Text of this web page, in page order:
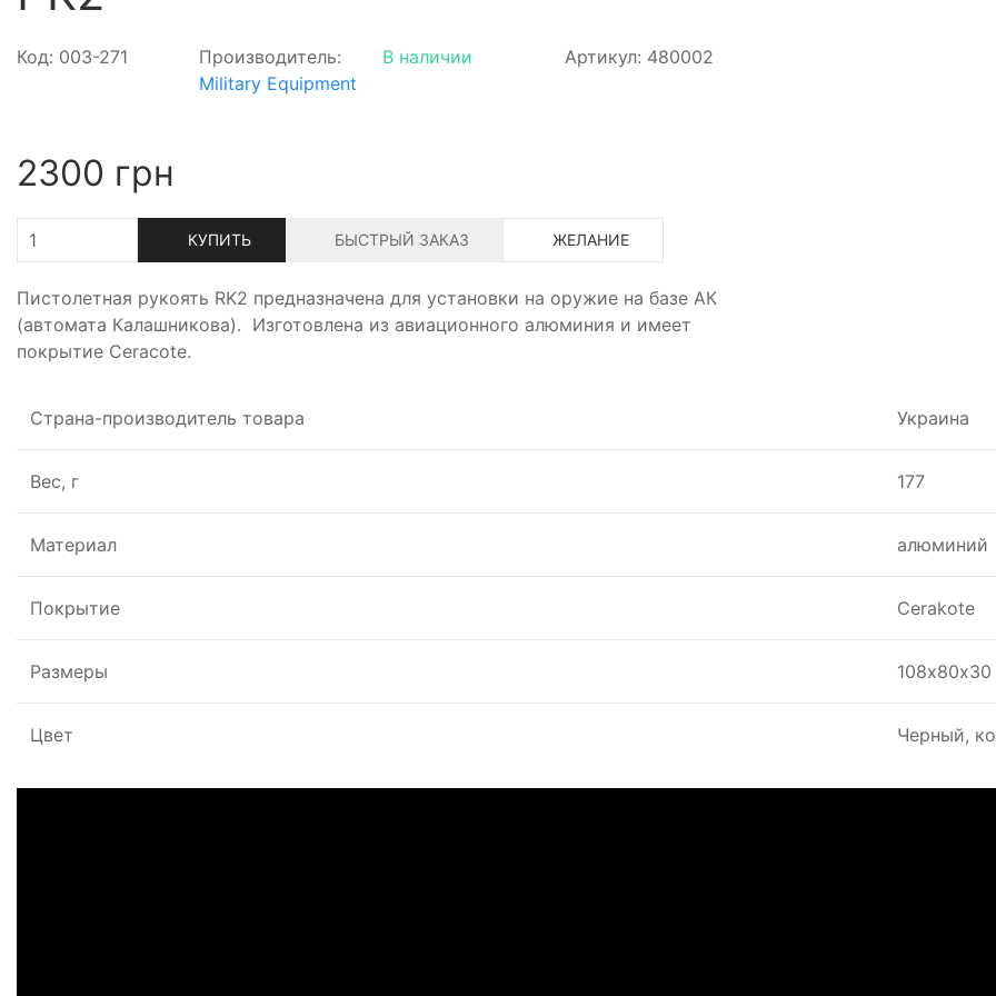
Код: 003-271
Производитель:
Military Equipment
В наличии Артикул: 480002
2300 грн
КУПИТЬ БЫСТРЫЙ ЗАКАЗ ЖЕЛАНИЕ
Пистолетная рукоять RK2 предназначена для установки на оружие на базе АК
(автомата Калашникова). Изготовлена из авиационного алюминия и имеет
покрытие Ceracote.
Страна-производитель товара Украина
Вес, г 177
Материал алюминий
Покрытие Cerakote
Размеры
Цвет Черный,